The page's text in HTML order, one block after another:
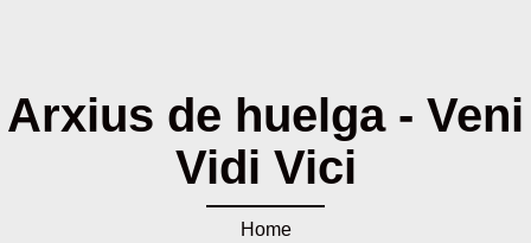
Arxius de huelga - Veni
Vidi Vici
Home